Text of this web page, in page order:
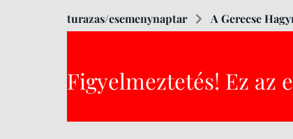
turazas/esemenynaptar
A Gerecse
Figyelmeztetés! Ez az